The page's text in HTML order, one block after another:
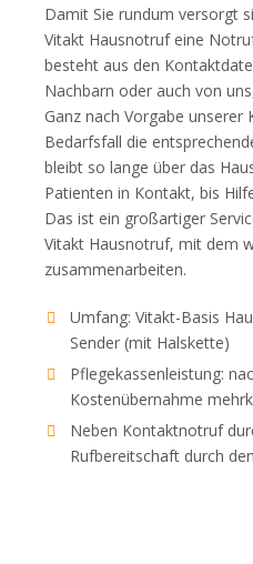
Damit Sie rundum versorgt
Vitakt Hausnotruf eine
besteht aus den
Nachbarn oder auch von
Ganz nach Vorgabe unserer
Bedarfsfall die
bleibt so lange über das
Patienten in Kontakt, bis
Das ist ein großartiger
Vitakt Hausnotruf, mit dem
zusammenarbeiten.
Umfang: Vitakt-Basis
Sender (mit Halskette)
Pflegekassenleistung:
Kostenübernahme
Neben Kontaktnotruf
Rufbereitschaft durch